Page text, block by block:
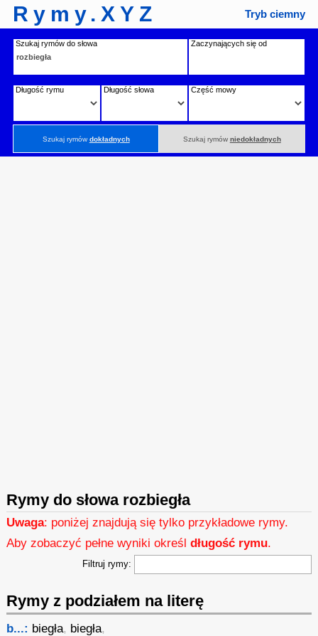
Rymy.XYZ Tryb ciemny
Szukaj rymów do słowa Zaczynających się od
Długość rymu Długość słowa Część mowy
Szukaj rymówdokładnych Szukaj rymów niedokładnych
Rymy do słowa rozbiegła
Uwaga: poniżej znajdują się tylko przykładowe rymy.
Aby zobaczyć pełne wyniki określdługość rymu.
Filtruj rymy:
Rymy z podziałem na literę
b...: biegła, biegła,